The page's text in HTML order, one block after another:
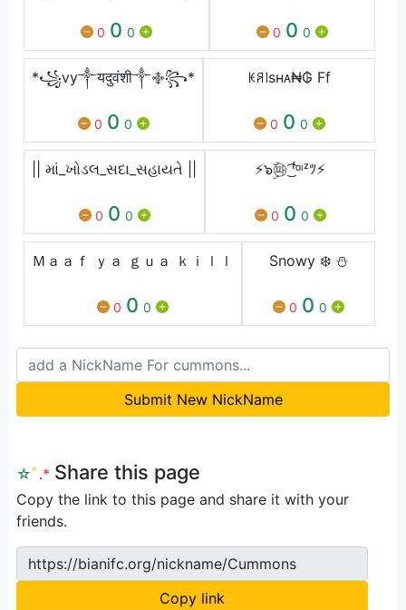
0 0 0 0 0 0
*꧁vy༒यदुवंशी༒࿇꧂*
0 0 0
ꀘꋪ꒐sʜᴀ₦₲ Ff
0 0 0
|| માં_ખોડલ_સદા_સહાયતે ||
0 0 0
⚡๖ۣۜ㉺ ͜͡ᶠᵅᶥᶻﾂ⚡
0 0 0
Ｍａａｆ ｙａ ｇｕａ ｋｉｌｌ
0 0 0
Snowy ❄️ ⛄️
0 0 0
Submit New NickName
☆ﾟ .* Share this page
Copy the link to this page and share it with your
friends.
https://bianifc.org/nickname/Cummons
Copy link